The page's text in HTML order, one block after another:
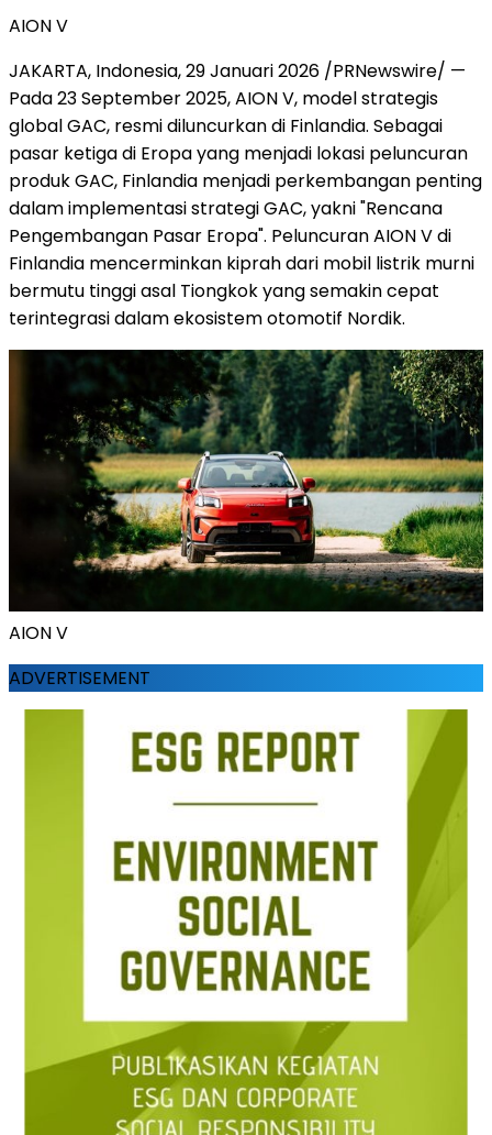
AION V
JAKARTA, Indonesia,29 Januari 2026 /PRNewswire/ —
Pada 23 September 2025, AION V, model strategis
global GAC, resmi diluncurkan di Finlandia. Sebagai
pasar ketiga di Eropa yang menjadi lokasi peluncuran
produk GAC, Finlandia menjadi perkembangan penting
dalam implementasi strategi GAC, yakni "Rencana
Pengembangan Pasar Eropa". Peluncuran AION V di
Finlandia mencerminkan kiprah dari mobil listrik murni
bermutu tinggi asal Tiongkok yang semakin cepat
terintegrasi dalam ekosistem otomotif Nordik.
AION V
ADVERTISEMENT